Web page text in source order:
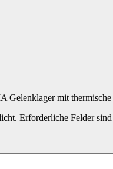
Gelenklager mit
Erforderliche Felder